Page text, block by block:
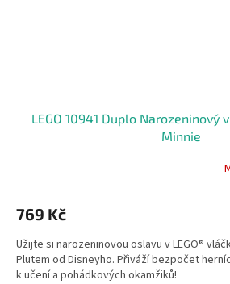
LEGO 10941 Duplo Narozeninový
Minnie
769 Kč
Užijte si narozeninovou oslavu v LEGO®
Plutem od Disneyho. Přiváží bezpočet
k učení a pohádkových okamžiků!